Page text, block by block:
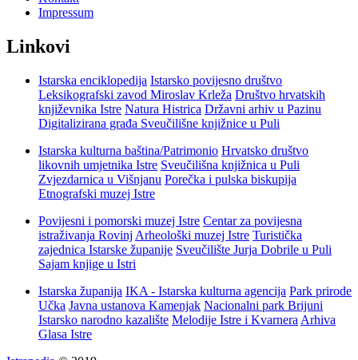
Impressum
Linkovi
Istarska enciklopedija Istarsko povijesno društvo
Leksikografski zavod Miroslav Krleža Društvo hrvatskih
književnika Istre Natura Histrica Državni arhiv u Pazinu
Digitalizirana građa Sveučilišne knjižnice u Puli
Istarska kulturna baština/Patrimonio Hrvatsko društvo
likovnih umjetnika Istre Sveučilišna knjižnica u Puli
Zvjezdarnica u Višnjanu Porečka i pulska biskupija
Etnografski muzej Istre
Povijesni i pomorski muzej Istre Centar za povijesna
istraživanja Rovinj Arheološki muzej Istre Turistička
zajednica Istarske županije Sveučilište Jurja Dobrile u Puli
Sajam knjige u Istri
Istarska županija IKA - Istarska kulturna agencija Park prirode
Učka Javna ustanova Kamenjak Nacionalni park Brijuni
Istarsko narodno kazalište Melodije Istre i Kvarnera Arhiva
Glasa Istre